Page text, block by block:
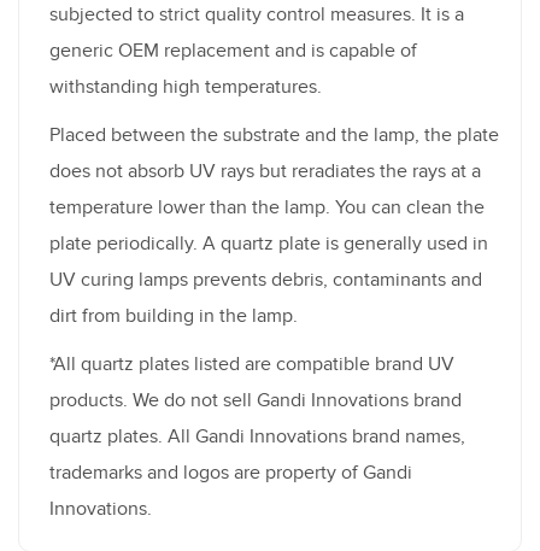
subjected to strict quality control measures. It is a
generic OEM replacement and is capable of
withstanding high temperatures.
Placed between the substrate and the lamp, the plate
does not absorb UV rays but reradiates the rays at a
temperature lower than the lamp. You can clean the
plate periodically. A quartz plate is generally used in
UV curing lamps prevents debris, contaminants and
dirt from building in the lamp.
*All quartz plates listed are compatible brand UV
products. We do not sell Gandi Innovations brand
quartz plates. All Gandi Innovations brand names,
trademarks and logos are property of Gandi
Innovations.